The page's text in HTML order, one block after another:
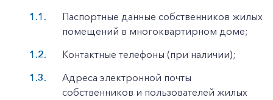
Паспортные данные собственников жилых
помещений в многоквартирном доме;
Контактные телефоны (при наличии);
Адреса электронной почты
собственников и пользователей жилых